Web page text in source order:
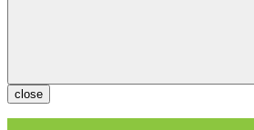
close